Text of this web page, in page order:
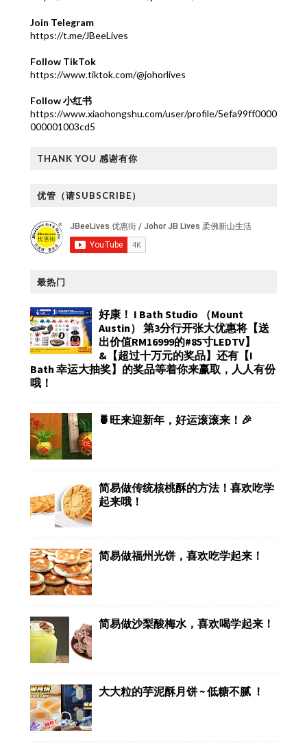
Join Telegram
https://t.me/JBeeLives
Follow TikTok
https://www.tiktok.com/@johorlives
Follow 小红书
https://www.xiaohongshu.com/user/profile/5efa99ff0000
000001003cd5
THANK YOU 感谢有你
优管（请SUBSCRIBE）
最热门
好康！ I Bath Studio （Mount
Austin） 第3分行开张大优惠将【送
出价值RM16999的#85寸LEDTV】
&【超过十万元的奖品】还有【I
Bath 幸运大抽奖】的奖品等着你来赢取，人人有份
哦！
🍍旺来迎新年，好运滚滚来！🎉
简易做传统核桃酥的方法！喜欢吃学
起来哦！
简易做福州光饼，喜欢吃学起来！
简易做沙梨酸梅水，喜欢喝学起来！
大大粒的芋泥酥月饼 ~ 低糖不腻 ！